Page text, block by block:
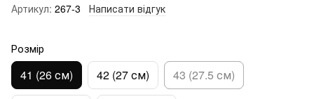
Артикул: 267-3 Написати відгук
Розмір
41 (26 см) 42 (27 см) 43 (27.5 см)